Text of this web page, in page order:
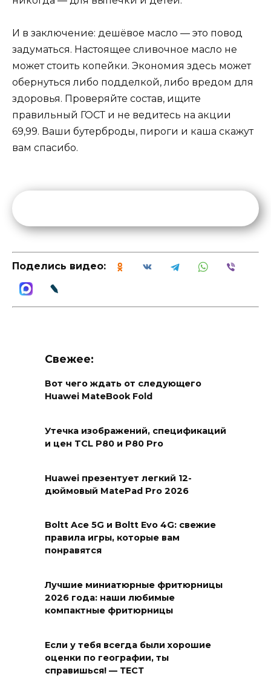
И в заключение: дешёвое масло — это повод
задуматься. Настоящее сливочное масло не
может стоить копейки. Экономия здесь может
обернуться либо подделкой, либо вредом для
здоровья. Проверяйте состав, ищите
правильный ГОСТ и не ведитесь на акции
69,99. Ваши бутерброды, пироги и каша скажут
вам спасибо.
Поделись видео:
Свежее:
Вот чего ждать от следующего
Huawei MateBook Fold
Утечка изображений, спецификаций
и цен TCL P80 и P80 Pro
Huawei презентует легкий 12-
дюймовый MatePad Pro 2026
Boltt Ace 5G и Boltt Evo 4G: свежие
правила игры, которые вам
понравятся
Лучшие миниатюрные фритюрницы
2026 года: наши любимые
компактные фритюрницы
Если у тебя всегда были хорошие
оценки по географии, ты
справишься! — ТЕСТ